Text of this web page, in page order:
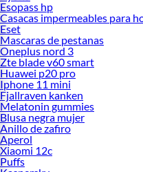
Esopass hp
Casacas impermeables para
Eset
Mascaras de pestanas
Oneplus nord 3
Zte blade v60 smart
Huawei p20 pro
Iphone 11 mini
Fjallraven kanken
Melatonin gummies
Blusa negra mujer
Anillo de zafiro
Aperol
Xiaomi 12c
Puffs